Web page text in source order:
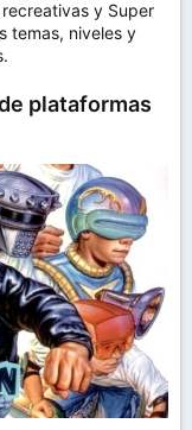
y Super
temas, niveles y
plataformas